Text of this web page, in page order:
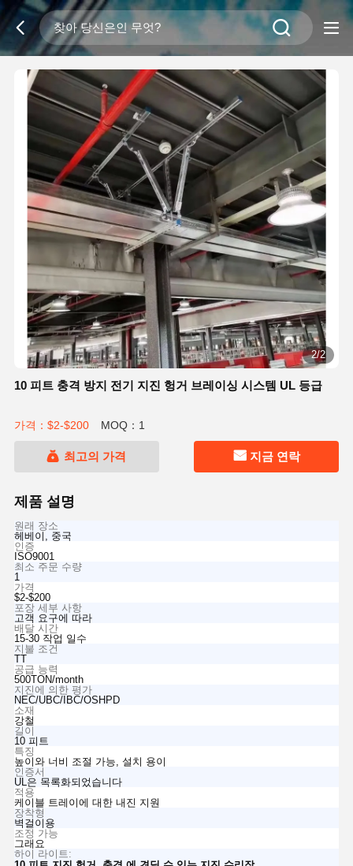
2/2
10 피트 충격 방지 전기 지진 헝거 브레이싱 시스템 UL 등급
가격：$2-$200 MOQ：1
최고의 가격 지금 연락
제품 설명
원래 장소
헤베이, 중국
인증
ISO9001
최소 주문 수량
1
가격
$2-$200
포장 세부 사항
고객 요구에 따라
배달 시간
15-30 작업 일수
지불 조건
TT
공급 능력
500TON/month
지진에 의한 평가
NEC/UBC/IBC/OSHPD
소재
강철
길이
10 피트
특징
높이와 너비 조절 가능, 설치 용이
인증서
UL은 목록화되었습니다
적용
케이블 트레이에 대한 내진 지원
장착형
벽걸이용
조정 가능
그래요
하이 라이트: